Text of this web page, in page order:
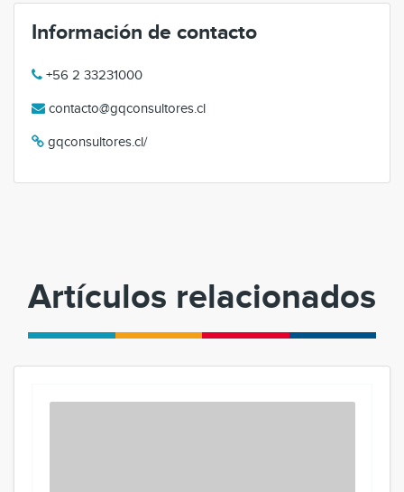
Información de contacto
+56 2 33231000
contacto@gqconsultores.cl
gqconsultores.cl/
Artículos relacionados